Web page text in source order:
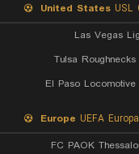
United States USL
Las Vegas
Tulsa Roughnecks
El Paso Locomotive
Europe UEFA
FC PAOK